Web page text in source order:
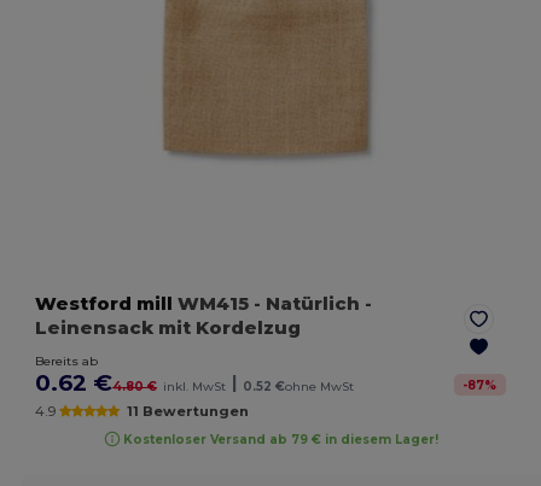
Westford mill WM415 - Natürlich -
Leinensack mit Kordelzug
Bereits ab
0.62 €4.80 € inkl. MwSt | 0.52 €ohne MwSt -87%
4.9 11 Bewertungen
Kostenloser Versand ab 79 € in diesem Lager!